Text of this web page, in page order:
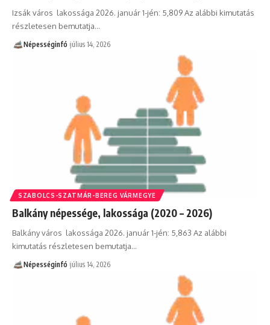
Izsák város lakossága 2026. január 1-jén: 5,809 Az alábbi kimutatás
részletesen bemutatja…
Népességinfó július 14, 2026
SZABOLCS-SZATMÁR-BEREG VÁRMEGYE
Balkány népessége, lakossága (2020 – 2026)
Balkány város lakossága 2026. január 1-jén: 5,863 Az alábbi
kimutatás részletesen bemutatja…
Népességinfó július 14, 2026